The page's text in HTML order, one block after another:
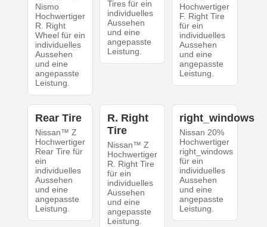
Nismo
Hochwertiger
R. Right
Wheel für ein
individuelles
Aussehen
und eine
angepasste
Leistung.
Tires für ein
individuelles
Aussehen
und eine
angepasste
Leistung.
Hochwertiger
F. Right Tire
für ein
individuelles
Aussehen
und eine
angepasste
Leistung.
Rear Tire
Nissan™ Z
Hochwertiger
Rear Tire für
ein
individuelles
Aussehen
und eine
angepasste
Leistung.
R. Right
Tire
Nissan™ Z
Hochwertiger
R. Right Tire
für ein
individuelles
Aussehen
und eine
angepasste
Leistung.
right_windows
Nissan 20%
Hochwertiger
right_windows
für ein
individuelles
Aussehen
und eine
angepasste
Leistung.